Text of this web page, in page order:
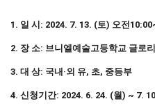
1. 일 시: 2024. 7. 13. (토) 오전
2. 장 소: 브니엘예술고등학교 글로
3. 대 상: 국내·외 유, 초, 중등부
4. 신청기간: 2024. 6. 24. (월) ~ 7.